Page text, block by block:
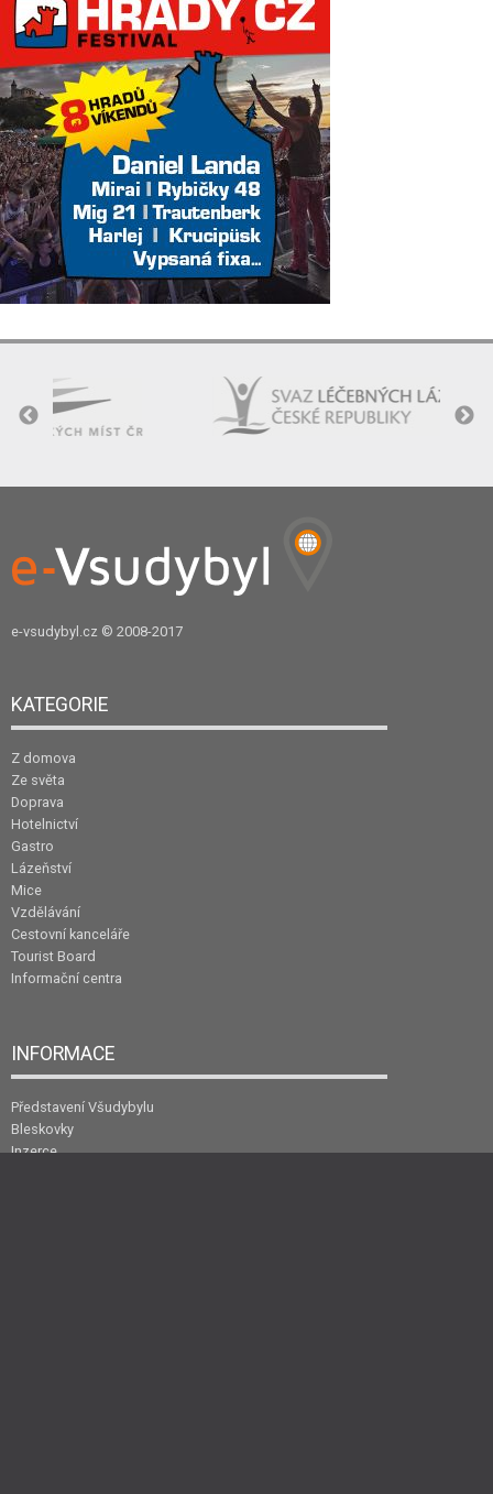
e-vsudybyl.cz © 2008-2017
KATEGORIE
Z domova
Ze světa
Doprava
Hotelnictví
Gastro
Lázeňství
Mice
Vzdělávání
Cestovní kanceláře
Tourist Board
Informační centra
INFORMACE
Představení Všudybylu
Bleskovky
Inzerce